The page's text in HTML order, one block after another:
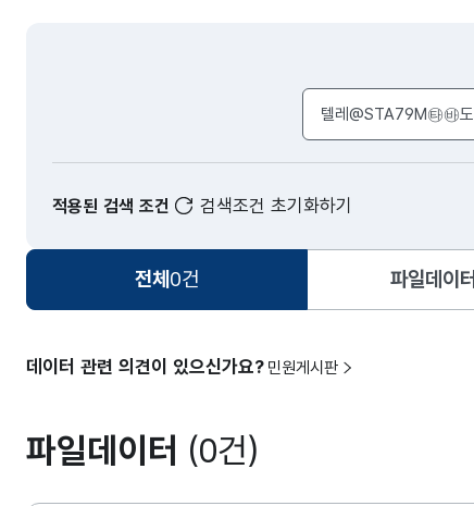
검색어 입력창
적용된 검색 조건 검색조건 초기화하기
전체 0건 파일데이터
데이터 관련 의견이 있으신가요? 민원게시판
파일데이터 (0건)